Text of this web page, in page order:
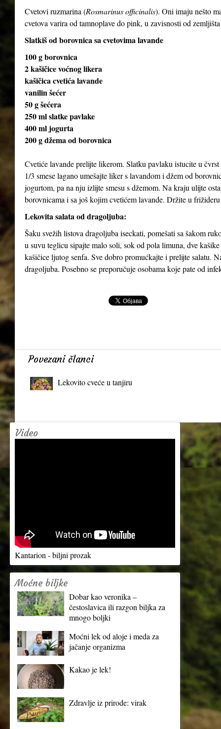
Cvetovi ruzmarina (Rosmarinus officinalis). Oni imaju nešto
cvetova varira od tamnoplave do pink, u zavisnosti od
Slatkiš od borovnica sa cvetovima lavande
100 g borovnica
2 kašičice voćnog likera
kašičica cvetića lavande
vanilin šećer
50 g šećera
250 ml slatke pavlake
400 ml jogurta
200 g džema od borovnica
Cvetiće lavande prelijte likerom. Slatku pavlaku istucite u
1/3 smese lagano umešajte liker s lavandom i džem od
jogurtom, pa na nju izlijte smesu s džemom. Na kraju ulijte
borovnicama i sa još kojim cvetićem lavande. Držite u
Lekovita salata od dragoljuba:
Šaku svežih listova dragoljuba iseckati, pomešati sa šakom
u suvu teglicu sipajte malo soli, sok od pola limuna, dve
kašičice ljutog senfa. Sve dobro promućkajte i prelijte salatu.
dragoljuba. Posebno se preporučuje osobama koje pate od
Povezani članci
Lekovito cveće u tanjiru
Video
Kantarion - biljni prozak
Moćne biljke
Dobar kao veronika –
čestoslavica ili razgon biljka za
mnogo boljki
Moćni lek od aloje i meda za
jačanje organizma
Kakao je lek!
Zdravlje iz prirode: virak